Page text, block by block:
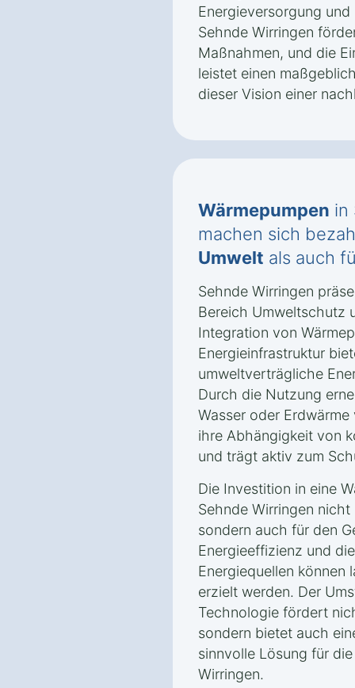
Energieversorgung
Sehnde Wirringen
Maßnahmen, und die
leistet einen
dieser Vision einer
Wärmepumpen in
machen sich
Umwelt als auch
Sehnde Wirringen
Bereich Umweltschutz
Integration von
Energieinfrastruktur
umweltverträgliche
Durch die Nutzung
Wasser oder
ihre Abhängigkeit von
und trägt aktiv zum
Die Investition in eine
Sehnde Wirringen
sondern auch für den
Energieeffizienz und
Energiequellen können
erzielt werden. Der
Technologie fördert
sondern bietet auch
sinnvolle Lösung für
Wirringen.